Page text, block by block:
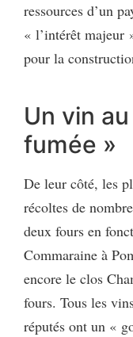
ressources d’un
« l’intérêt majeur
pour la
Un vin
fumée »
De leur côté, les
récoltes de
deux fours en
Commaraine à
encore le clos
fours. Tous les
réputés ont un «